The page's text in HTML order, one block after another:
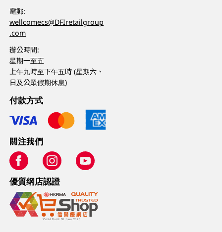
電郵:
wellcomecs@DFIretailgroup
.com
辦公時間:
星期一至五
上午九時至下午五時 (星期六、
日及公眾假期休息)
付款方式
關注我們
優質纲店認證